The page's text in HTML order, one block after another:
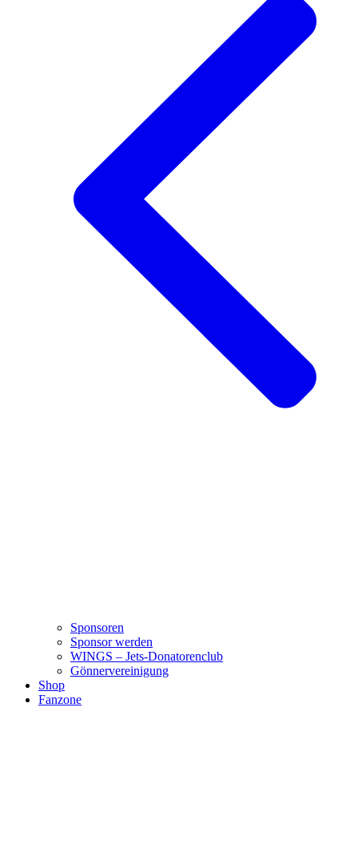
Sponsoren
Sponsor werden
WINGS – Jets-Donatorenclub
Gönnervereinigung
Shop
Fanzone